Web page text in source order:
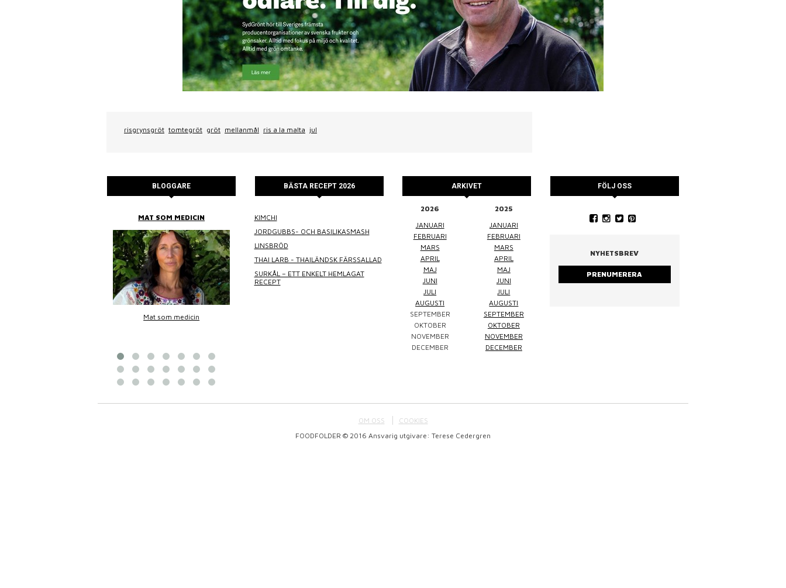
risgrynsgröt tomtegröt gröt mellanmål ris a la malta jul
BLOGGARE
MAT SOM MEDICIN
Mat som medicin
WINEFLUENCER
Elke Jung Pralinsystrarna
NINA CEDERHOLM
BÄSTA RECEPT 2026
KIMCHI
JORDGUBBS- OCH BASILIKASMASH
LINSBRÖD
THAI LARB - THAILÄNDSK FÄRSSALLAD
SURKÅL – ETT ENKELT HEMLAGAT
RECEPT
ARKIVET
2026
JANUARI
FEBRUARI
MARS
APRIL
MAJ
JUNI
JULI
AUGUSTI
SEPTEMBER
OKTOBER
NOVEMBER
DECEMBER
2025
JANUARI
FEBRUARI
MARS
APRIL
MAJ
JUNI
JULI
AUGUSTI
SEPTEMBER
OKTOBER
NOVEMBER
DECEMBER
FÖLJ OSS
NYHETSBREV
PRENUMERERA
OM OSS
COOKIES
FOODFOLDER © 2016 Ansvarig utgivare: Terese Cedergren